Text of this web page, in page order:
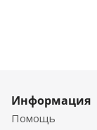
Информация
Помощь